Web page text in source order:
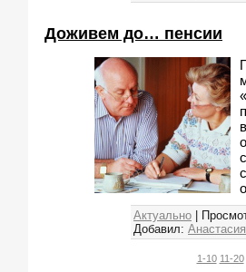
Доживем до… пенсии
Актуально |
Добавил: Анастасия
1-10 11-20